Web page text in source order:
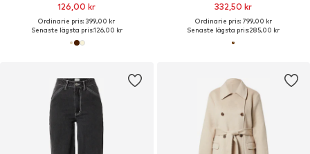
126,00 kr
Ordinarie pris: 399,00 kr
Senaste lägsta pris:126,00 kr
332,50 kr
Ordinarie pris: 799,00 kr
Senaste lägsta pris:285,00 kr